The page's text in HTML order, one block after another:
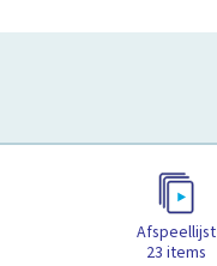
Afspeellijst
23 items